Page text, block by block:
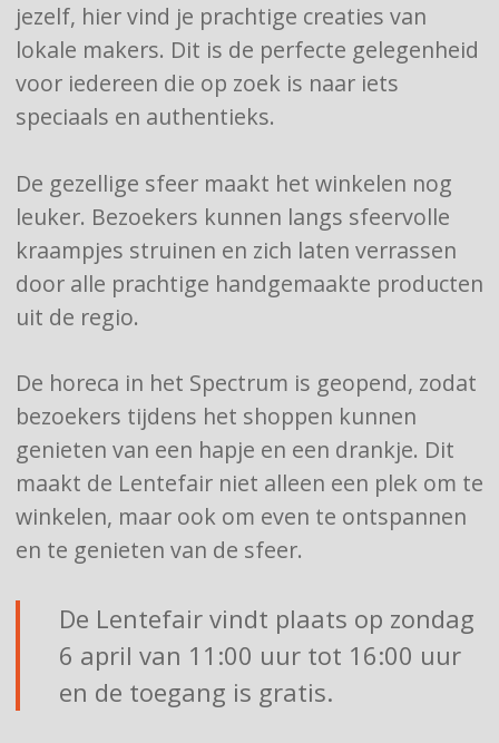
jezelf, hier vind je prachtige creaties van
lokale makers. Dit is de perfecte gelegenheid
voor iedereen die op zoek is naar iets
speciaals en authentieks.
De gezellige sfeer maakt het winkelen nog
leuker. Bezoekers kunnen langs sfeervolle
kraampjes struinen en zich laten verrassen
door alle prachtige handgemaakte producten
uit de regio.
De horeca in het Spectrum is geopend, zodat
bezoekers tijdens het shoppen kunnen
genieten van een hapje en een drankje. Dit
maakt de Lentefair niet alleen een plek om te
winkelen, maar ook om even te ontspannen
en te genieten van de sfeer.
De Lentefair vindt plaats op zondag
6 april van 11:00 uur tot 16:00 uur
en de toegang is gratis.